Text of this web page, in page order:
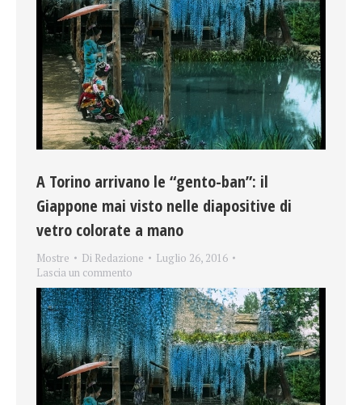
A Torino arrivano le “gento-ban”: il
Giappone mai visto nelle diapositive di
vetro colorate a mano
Mostre Di Redazione
Luglio 26, 2016
Lascia un commento